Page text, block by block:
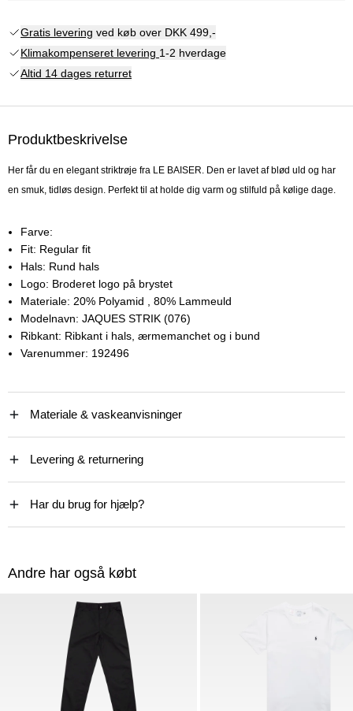
Gratis levering ved køb over DKK 499,-
Klimakompenseret levering 1-2 hverdage
Altid 14 dages returret
Produktbeskrivelse
Her får du en elegant striktrøje fra LE BAISER. Den er lavet af blød uld og har
en smuk, tidløs design. Perfekt til at holde dig varm og stilfuld på kølige dage.
Farve:
Fit: Regular fit
Hals: Rund hals
Logo: Broderet logo på brystet
Materiale: 20% Polyamid
, 80% Lammeuld
Modelnavn: JAQUES STRIK (076)
Ribkant: Ribkant i hals, ærmemanchet og i bund
Varenummer: 192496
Materiale & vaskeanvisninger
Levering & returnering
Har du brug for hjælp?
Andre har også købt